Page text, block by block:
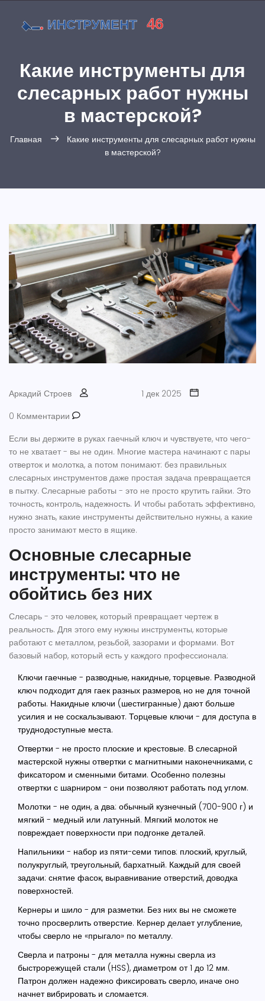
Какие инструменты для
слесарных работ нужны
в мастерской?
Главная
Какие инструменты для слесарных работ нужны
в мастерской?
Аркадий Строев
1 дек 2025
0 Комментарии
Если вы держите в руках гаечный ключ и чувствуете, что чего-
то не хватает - вы не один. Многие мастера начинают с пары
отверток и молотка, а потом понимают: без правильных
слесарных инструментов даже простая задача превращается
в пытку. Слесарные работы - это не просто крутить гайки. Это
точность, контроль, надежность. И чтобы работать эффективно,
нужно знать, какие инструменты действительно нужны, а какие
просто занимают место в ящике.
Основные слесарные
инструменты: что не
обойтись без них
Слесарь - это человек, который превращает чертеж в
реальность. Для этого ему нужны инструменты, которые
работают с металлом, резьбой, зазорами и формами. Вот
базовый набор, который есть у каждого профессионала:
Ключи гаечные - разводные, накидные, торцевые. Разводной
ключ подходит для гаек разных размеров, но не для точной
работы. Накидные ключи (шестигранные) дают больше
усилия и не соскальзывают. Торцевые ключи - для доступа в
труднодоступные места.
Отвертки - не просто плоские и крестовые. В слесарной
мастерской нужны отвертки с магнитными наконечниками, с
фиксатором и сменными битами. Особенно полезны
отвертки с шарниром - они позволяют работать под углом.
Молотки - не один, а два: обычный кузнечный (700-900 г) и
мягкий - медный или латунный. Мягкий молоток не
повреждает поверхности при подгонке деталей.
Напильники - набор из пяти-семи типов: плоский, круглый,
полукруглый, треугольный, бархатный. Каждый для своей
задачи: снятие фасок, выравнивание отверстий, доводка
поверхностей.
Кернеры и шило - для разметки. Без них вы не сможете
точно просверлить отверстие. Кернер делает углубление,
чтобы сверло не «прыгало» по металлу.
Сверла и патроны - для металла нужны сверла из
быстрорежущей стали (HSS), диаметром от 1 до 12 мм.
Патрон должен надежно фиксировать сверло, иначе оно
начнет вибрировать и сломается.